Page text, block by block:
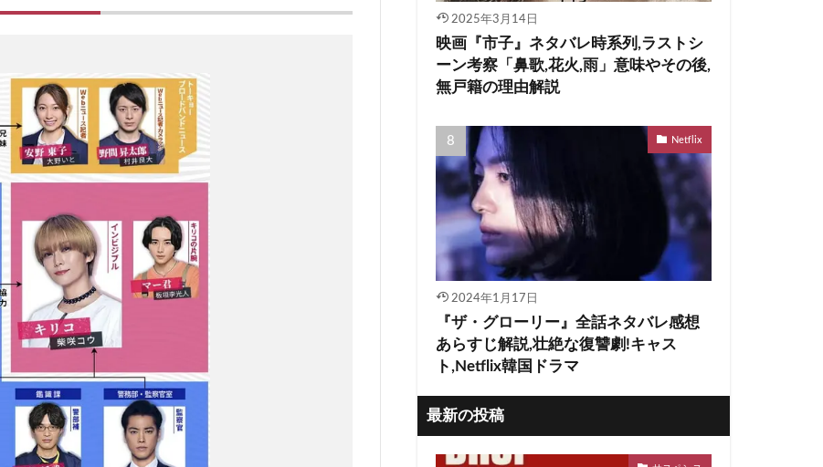
2025年3月14日
映画『市子』ネタバレ時系列,ラストシ
ーン考察「鼻歌,花火,雨」意味やその後,
無戸籍の理由解説
Netflix
2024年1月17日
『ザ・グローリー』全話ネタバレ感想
あらすじ解説,壮絶な復讐劇!キャス
ト,Netflix韓国ドラマ
最新の投稿